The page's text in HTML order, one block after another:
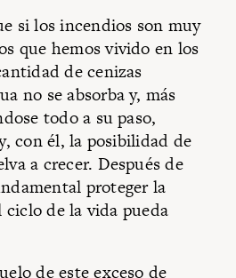
si los incendios son muy
que hemos vivido en los
de cenizas
no se absorba y, más
todo a su paso,
con él, la posibilidad de
a crecer. Después de
proteger la
de la vida pueda
de este exceso de